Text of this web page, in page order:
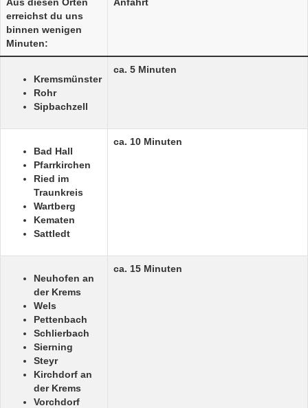
erreichst du uns
binnen wenigen
Minuten:
Kremsmünster
Rohr
Sipbachzell
ca. 5 Minuten
Bad Hall
Pfarrkirchen
Ried im
Traunkreis
Wartberg
Kematen
Sattledt
ca. 10 Minuten
Neuhofen an
der Krems
Wels
Pettenbach
Schlierbach
Sierning
Steyr
Kirchdorf an
der Krems
Vorchdorf
ca. 15 Minuten